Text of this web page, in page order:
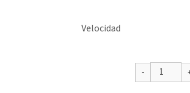
Velocidad